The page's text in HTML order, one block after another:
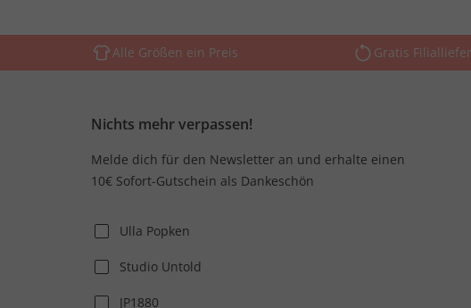
Alle Größen ein Preis Gratis
Nichts mehr verpassen!
Melde dich für den Newsletter an und erhalte einen
10€ Sofort-Gutschein als Dankeschön
Ulla Popken
Studio Untold
JP1880